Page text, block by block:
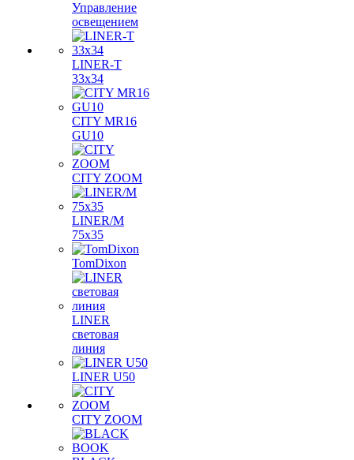
Управление
освещением
LINER-T
33x34
CITY MR16
GU10
CITY ZOOM
LINER/M
75х35
TomDixon
LINER
световая
линия
LINER U50
CITY ZOOM